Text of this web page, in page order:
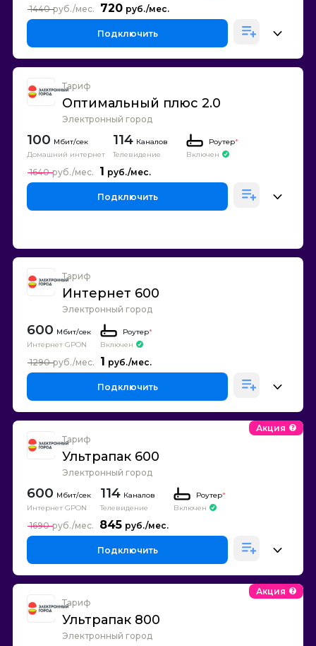
720
1440
Подключить
Тариф
Оптимальный плюс 2.0
Электронный город
100
Домашний интернет
114 Каналов
Телевидение
Роутер*
Включен
1
1640
Подключить
Тариф
Интернет 600
Электронный город
600
Интернет GPON
Роутер*
Включен
1
1290
Подключить
Тариф
Ультрапак 600
Электронный город
Акция
600
Интернет GPON
114 Каналов
Телевидение
Роутер*
Включен
845
1690
Подключить
Тариф
Ультрапак 800
Электронный город
Акция